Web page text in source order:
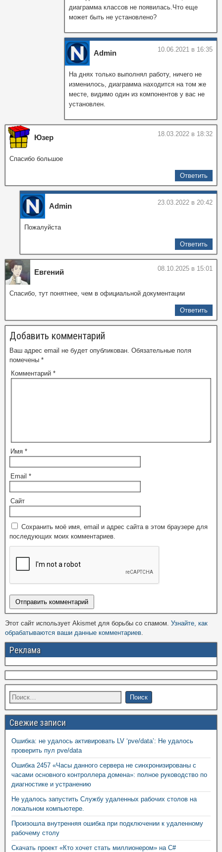
диаграмма классов не появилась.Что еще
может быть не установлено?
Admin 10.06.2021 в 16:35
На днях только выполнял работу, ничего не
изменилось, диаграмма находится на том же
месте, видимо один из компонентов у вас не
установлен.
Юзер 18.03.2022 в 18:32
Спасибо большое
Ответить
Admin 23.03.2022 в 20:42
Пожалуйста
Ответить
Евгений 08.10.2025 в 15:01
Спасибо, тут понятнее, чем в официальной документации
Ответить
Добавить комментарий
Ваш адрес email не будет опубликован. Обязательные поля
помечены *
Комментарий *
Имя *
Email *
Сайт
Сохранить моё имя, email и адрес сайта в этом браузере для
последующих моих комментариев.
Этот сайт использует Akismet для борьбы со спамом. Узнайте, как
обрабатываются ваши данные комментариев
Реклама
Свежие записи
Ошибка: не удалось активировать LV ‘pve/data’: Не удалось
проверить пул pve/data
Ошибка 2457 «Часы данного сервера не синхронизированы с
часами основного контроллера домена»: полное руководство по
диагностике и устранению
Не удалось запустить Службу удаленных рабочих столов на
локальном компьютере.
Произошла внутренняя ошибка при подключении к удаленному
рабочему столу
Скачать проект «Кто хочет стать миллионером» на C#